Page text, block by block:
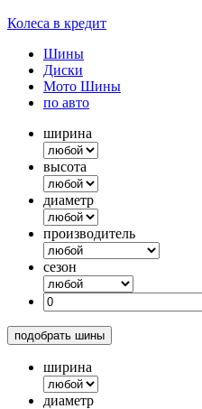
Колеса в кредит
Шины
Диски
Мото Шины
по авто
ширина
высота
диаметр
производитель
сезон
подобрать шины
ширина
диаметр